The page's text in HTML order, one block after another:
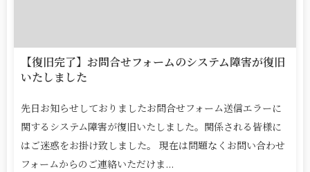
【復旧完了】お問合せフォームのシステム障害が復旧
いたしました
先日お知らせしておりましたお問合せフォーム送信エラーに
関するシステム障害が復旧いたしました。関係される皆様に
はご迷惑をお掛け致しました。 現在は問題なくお問い合わせ
フォームからのご連絡いただけま...